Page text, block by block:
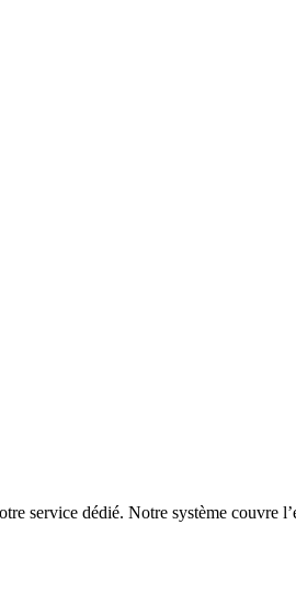
service dédié. Notre système couvre